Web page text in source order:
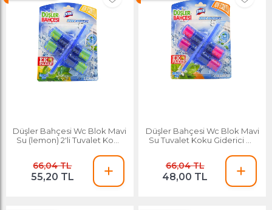
Düşler Bahçesi Wc Blok Mavi
Su (lemon) 2'li Tuvalet Koku
66,04 TL
55,20 TL
Düşler Bahçesi Wc Blok Mavi
Su Tuvalet Koku Giderici 2'li
66,04 TL
48,00 TL